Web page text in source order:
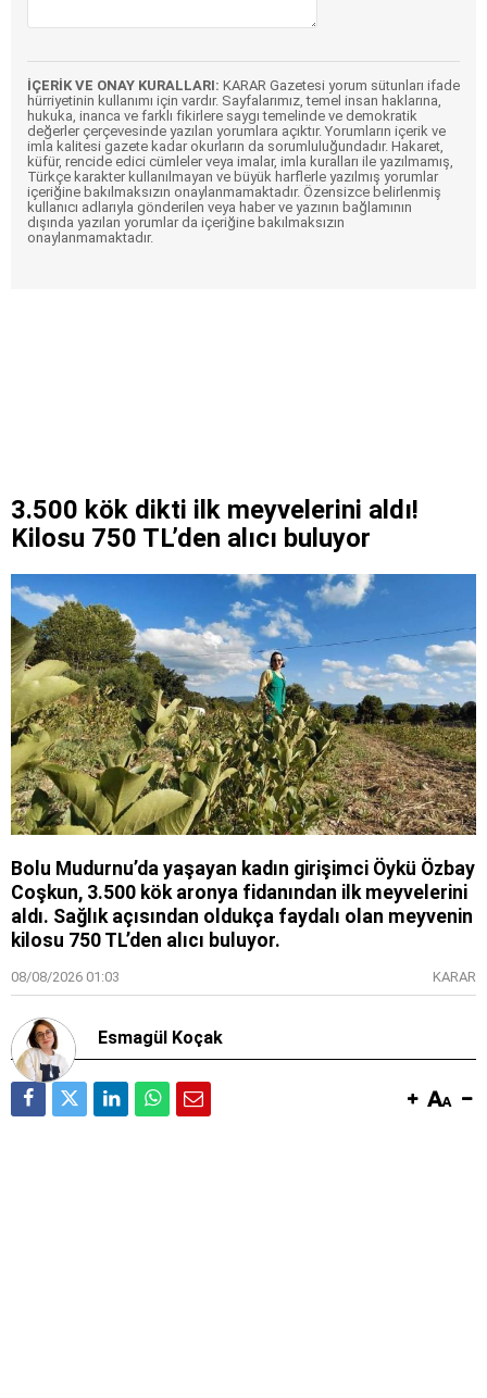
İÇERİK VE ONAY KURALLARI: KARAR Gazetesi yorum sütunları ifade
hürriyetinin kullanımı için vardır. Sayfalarımız, temel insan haklarına,
hukuka, inanca ve farklı fikirlere saygı temelinde ve demokratik
değerler çerçevesinde yazılan yorumlara açıktır. Yorumların içerik ve
imla kalitesi gazete kadar okurların da sorumluluğundadır. Hakaret,
küfür, rencide edici cümleler veya imalar, imla kuralları ile yazılmamış,
Türkçe karakter kullanılmayan ve büyük harflerle yazılmış yorumlar
içeriğine bakılmaksızın onaylanmamaktadır. Özensizce belirlenmiş
kullanıcı adlarıyla gönderilen veya haber ve yazının bağlamının
dışında yazılan yorumlar da içeriğine bakılmaksızın
onaylanmamaktadır.
3.500 kök dikti ilk meyvelerini aldı!
Kilosu 750 TL’den alıcı buluyor
Bolu Mudurnu’da yaşayan kadın girişimci Öykü Özbay
Coşkun, 3.500 kök aronya fidanından ilk meyvelerini
aldı. Sağlık açısından oldukça faydalı olan meyvenin
kilosu 750 TL’den alıcı buluyor.
08/08/2026 01:03 KARAR
Esmagül Koçak